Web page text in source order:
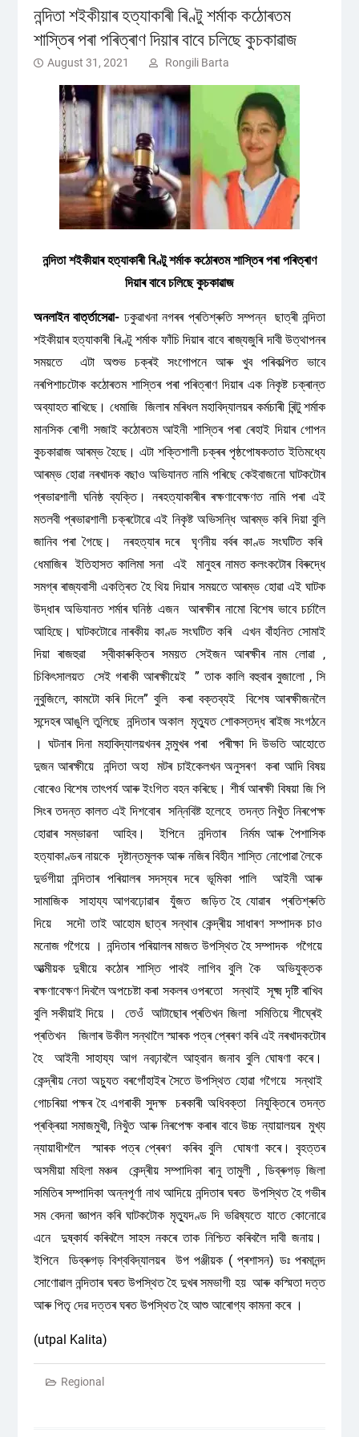
নন্দিতা শইকীয়াৰ হত্যাকাৰী ৰিণ্টু শৰ্মাক কঠোৰতম
শাস্তিৰ পৰা পৰিত্ৰাণ দিয়াৰ বাবে চলিছে কুচকাৱাজ
August 31, 2021 Rongili Barta
নন্দিতা শইকীয়াৰ হত্যাকাৰী ৰিণ্টু শৰ্মাক কঠোৰতম শাস্তিৰ পৰা পৰিত্ৰাণ
দিয়াৰ বাবে চলিছে কুচকাৱাজ
অনলাইন বাৰ্ত্তাসেৱা- ঢকুৱাখনা নগৰৰ প্ৰতিশ্ৰুতি সম্পন্ন ছাত্ৰী নন্দিতা
শইকীয়াৰ হত্যাকাৰী ৰিণ্টু শৰ্মাক ফাঁচি দিয়াৰ বাবে ৰাজ্যজুৰি দাবী উত্থাপনৰ
সময়তে এটা অশুভ চক্ৰই সংগোপনে আৰু খুব পৰিকল্পিত ভাবে
নৰপিশাচটোক কঠোৰতম শাস্তিৰ পৰা পৰিত্ৰাণ দিয়াৰ এক নিকৃষ্ট চক্ৰান্ত
অব্যাহত ৰাখিছে। ধেমাজি জিলাৰ মৰিধল মহাবিদ্যালয়ৰ কৰ্মচাৰী ৰিন্টু শৰ্মাক
মানসিক ৰোগী সজাই কঠোৰতম আইনী শাস্তিৰ পৰা ৰেহাই দিয়াৰ গোপন
কুচকাৱাজ আৰম্ভ হৈছে। এটা শক্তিশালী চক্ৰৰ পৃষ্ঠপোষকতাত ইতিমধ্যে
আৰম্ভ হোৱা নৰখাদক বছাও অভিযানত নামি পৰিছে কেইবাজনো ঘাটকটোৰ
প্ৰভাৱশালী ঘনিষ্ঠ ব্যক্তি। নৰহত্যাকাৰীৰ ৰক্ষণাবেক্ষণত নামি পৰা এই
মতলবী প্ৰভাৱশালী চক্ৰটোৱে এই নিকৃষ্ট অভিসন্ধি আৰম্ভ কৰি দিয়া বুলি
জানিব পৰা গৈছে। নৰহত্যাৰ দৰে ঘৃণনীয় বৰ্বৰ কাণ্ড সংঘটিত কৰি
ধেমাজিৰ ইতিহাসত কালিমা সনা এই মানুহৰ নামত কলংকটোৰ বিৰুদ্ধে
সমগ্ৰ ৰাজ্যবাসী একত্ৰিত হৈ থিয় দিয়াৰ সময়তে আৰম্ভ হোৱা এই ঘাটক
উদ্ধাৰ অভিযানত শৰ্মাৰ ঘনিষ্ঠ এজন আৰক্ষীৰ নামো বিশেষ ভাবে চৰ্চালৈ
আহিছে। ঘাটকটোৱে নাৰকীয় কাণ্ড সংঘটিত কৰি এখন বাঁহনিত সোমাই
দিয়া ৰাজহুৱা স্বীকাৰুক্তিৰ সময়ত সেইজন আৰক্ষীৰ নাম লোৱা ,
চিকিৎসালয়ত সেই গৰাকী আৰক্ষীয়েই ” তাক কালি বহুবাৰ বুজালো , সি
নুবুজিলে, কামটো কৰি দিলে” বুলি কৰা বক্তব্যই বিশেষ আৰক্ষীজনলৈ
সন্দেহৰ আঙুলি তুলিছে নন্দিতাৰ অকাল মৃত্যুত শোকস্তদ্ধ ৰাইজ সংগঠনে
। ঘটনাৰ দিনা মহাবিদ্যালয়খনৰ সন্মুখৰ পৰা পৰীক্ষা দি উভতি আহোতে
দুজন আৰক্ষীয়ে নন্দিতা অহা মটৰ চাইকেলখন অনুসৰণ কৰা আদি বিষয়
বোৰেও বিশেষ তাৎপৰ্য আৰু ইংগিত বহন কৰিছে। শীর্ষ আৰক্ষী বিষয়া জি পি
সিংৰ তদন্ত কালত এই দিশবোৰ সন্নিবিষ্ট হলেহে তদন্ত নিখুঁত নিৰপেক্ষ
হোৱাৰ সম্ভাৱনা আহিব। ইপিনে নন্দিতাৰ নিৰ্মম আৰু পৈশাসিক
হত্যাকাণ্ডৰ নায়কে দৃষ্টান্তমূলক আৰু নজিৰ বিহীন শাস্তি নোপোৱা লৈকে
দুৰ্ভগীয়া নন্দিতাৰ পৰিয়ালৰ সদস্যৰ দৰে ভূমিকা পালি আইনী আৰু
সামাজিক সাহায্য আগবঢ়োৱাৰ যুঁজত জড়িত হৈ যোৱাৰ প্ৰতিশ্ৰুতি
দিয়ে সদৌ তাই আহোম ছাত্ৰ সন্থাৰ কেন্দ্ৰীয় সাধাৰণ সম্পাদক চাও
মনোজ গগৈয়ে । নন্দিতাৰ পৰিয়ালৰ মাজত উপস্থিত হৈ সম্পাদক গগৈয়ে
আত্মীয়ক দুষীয়ে কঠোৰ শাস্তি পাবই লাগিব বুলি কৈ অভিযুক্তক
ৰক্ষণাবেক্ষণ দিবলৈ অপচেষ্টা কৰা সকলৰ ওপৰতো সন্থাই সূক্ষ্ম দৃষ্টি ৰাখিব
বুলি সকীয়াই দিয়ে । তেওঁ আটাছোৰ প্ৰতিখন জিলা সমিতিয়ে শীঘ্ৰেই
প্ৰতিখন জিলাৰ উকীল সন্থালৈ স্মাৰক পত্ৰ প্ৰেৰণ কৰি এই নৰখাদকটোৰ
হৈ আইনী সাহায্য আগ নবঢ়াবলৈ আহ্বান জনাব বুলি ঘোষণা কৰে।
কেন্দ্ৰীয় নেতা অচ্যুত বৰগোঁহাইৰ সৈতে উপস্থিত হোৱা গগৈয়ে সন্থাই
গোচৰিয়া পক্ষৰ হৈ এগৰাকী সুদক্ষ চৰকাৰী অধিবক্তা নিযুক্তিৰে তদন্ত
প্ৰক্ৰিয়া সমাজমুখী, নিখুঁত আৰু নিৰপেক্ষ কৰাৰ বাবে উচ্চ ন্যায়ালয়ৰ মুখ্য
ন্যায়াধীশলৈ স্মাৰক পত্ৰ প্ৰেৰণ কৰিব বুলি ঘোষণা কৰে। বৃহত্তৰ
অসমীয়া মহিলা মঞ্চৰ কেন্দ্ৰীয় সম্পাদিকা ৰানু তামুলী , ডিব্ৰুগড় জিলা
সমিতিৰ সম্পাদিকা অন্নপূৰ্ণা নাথ আদিয়ে নন্দিতাৰ ঘৰত উপস্থিত হৈ গভীৰ
সম বেদনা জ্ঞাপন কৰি ঘাটকটোক মৃত্যুদণ্ড দি ভৱিষ্যতে যাতে কোনোৱে
এনে দুষ্কাৰ্য কৰিবলৈ সাহস নকৰে তাক নিশ্চিত কৰিবলৈ দাবী জনায়।
ইপিনে ডিব্ৰুগড় বিশ্ববিদ্যালয়ৰ উপ পঞ্জীয়ক ( প্ৰশাসন) ডঃ পৰমানন্দ
সোণোৱাল নন্দিতাৰ ঘৰত উপস্থিত হৈ দুখৰ সমভাগী হয় আৰু কস্মিতা দত্ত
আৰু পিতৃ দেৱ দত্তৰ ঘৰত উপস্থিত হৈ আশু আৰোগ্য কামনা কৰে ।
(utpal Kalita)
Regional